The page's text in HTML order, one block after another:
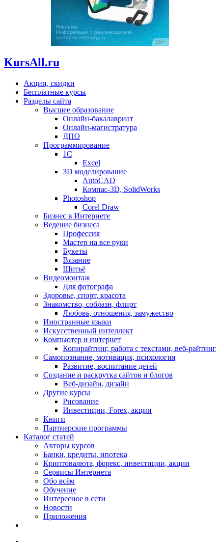
KursAll.ru
Акции, скидки
Бесплатные курсы
Разделы сайта
Высшее образование
Онлайн-бакалавриат
Онлайн-магистратура
ДПО
Программирование
1С
Excel
3D моделирование
AutoCAD
Компас-3D, SolidWorks
Photoshop
Corel Draw
Бизнес в Интернете
Ведение бизнеса
Профессия
Мастер на все руки
Букеты
Вязание
Шитьё
Видеомонтаж
Для фотографа
Здоровье, спорт, красота
Знакомство, соблазн, флирт
Любовь, отношения, замужество
Иностранные языки
Искусственный интеллект
Компьютер и интернет
Копирайтинг, работа с текстами, веб-райтинг
Самопознание, мотивация, психология
Развитие, воспитание детей
Создание и раскрутка сайтов и блогов
Веб-дизайн, дизайн
Другие курсы
Рисование
Инвестиции, Forex, акции
Книги
Партнерские программы
Каталог статей
Авторы курсов
Банки, кредиты, ипотека
Криптовалюта, форекс, инвестиции, акции
Сервисы Интернета
Обо всём
Обучение
Интересное в сети
Новости
Приложения